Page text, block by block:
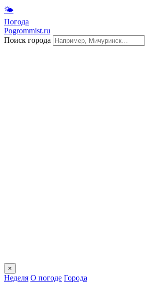
🌤
Погода
Pogrommist.ru
Поиск города
×
Неделя О погоде Города